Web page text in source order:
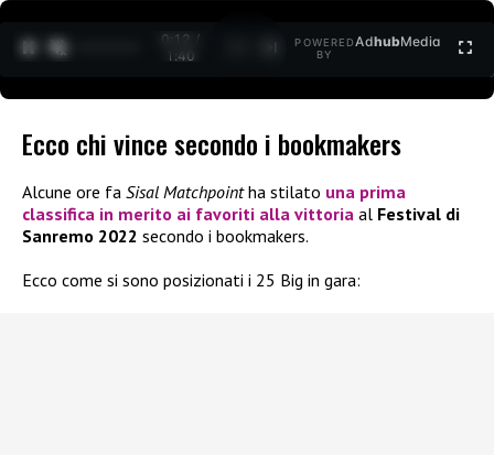
0:12 /
1:40
POWERED
BY
AdhubMedia
Ecco chi vince secondo i bookmakers
Alcune ore fa Sisal Matchpointha stilato una prima
classifica in merito ai favoriti alla vittoria al Festival di
Sanremo 2022 secondo i bookmakers.
Ecco come si sono posizionati i 25 Big in gara: